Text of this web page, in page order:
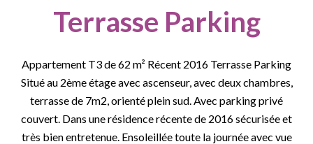
Terrasse Parking
Appartement T3 de 62 m² Récent 2016 Terrasse Parking
Situé au 2ème étage avec ascenseur, avec deux chambres,
terrasse de 7m2, orienté plein sud. Avec parking privé
couvert. Dans une résidence récente de 2016 sécurisée et
très bien entretenue. Ensoleillée toute la journée avec vue